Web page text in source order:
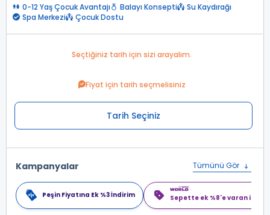
0-12 Yaş Çocuk Avantajı Balayı Konsepti
Su Kaydırağı
Spa Merkezi
Çocuk Dostu
Seçtiğiniz tarih için sizi arayalım.
Fiyat için tarih seçmelisiniz
Tarih Seçiniz
Kampanyalar Tümünü Gör
Peşin Fiyatına Ek %3 İndirim Sepette ek %8'e varan